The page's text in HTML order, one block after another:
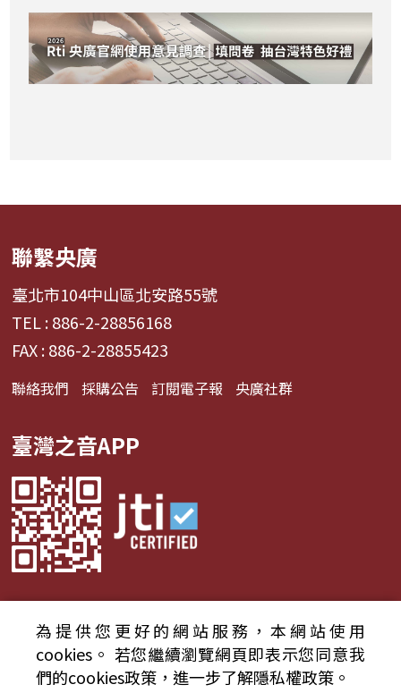
聯繫央廣
臺北市104中山區北安路55號
TEL : 886-2-28856168
FAX : 886-2-28855423
聯絡我們 採購公告 訂閱電子報 央廣社群
臺灣之音APP
© 2024財團法人中央廣播電臺 版權所有
資通安全政策聲明
服務條款 隱私權條款
為提供您更好的網站服務，本網站使用
cookies。 若您繼續瀏覽網頁即表示您同意我
們的cookies政策，進一步了解隱私權政策。